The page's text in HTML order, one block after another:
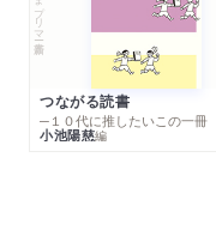
つながる読書
─１０代に推したいこの一冊
小池陽慈編